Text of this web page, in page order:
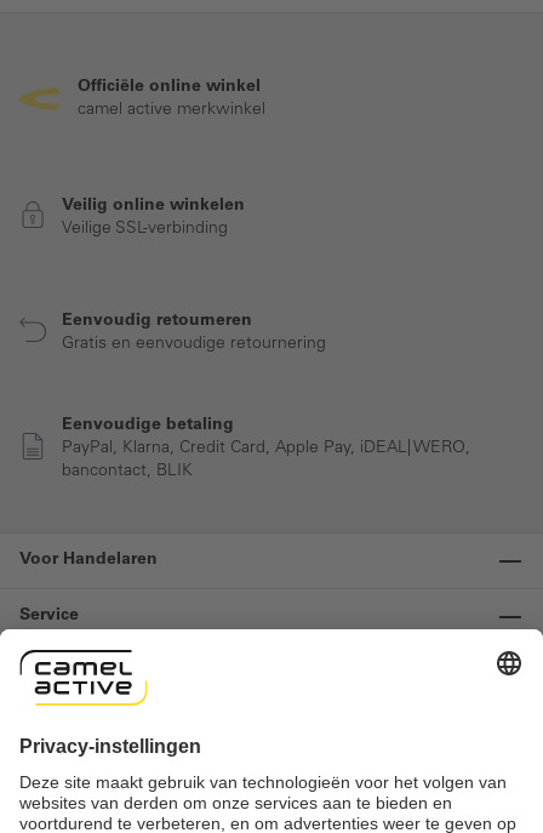
Officiële online winkel
camel active merkwinkel
Veilig online winkelen
Veilige SSL-verbinding
Eenvoudig retourneren
Gratis en eenvoudige retournering
Eenvoudige betaling
PayPal, Klarna, Credit Card, Apple Pay, iDEAL| WERO,
bancontact, BLIK
Voor Handelaren
Service
Informatie
Important links